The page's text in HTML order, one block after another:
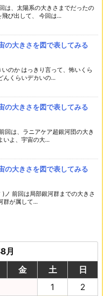
は、太陽系の大きさまでだったの
び出して、 今回は...
の大きさを図で表してみる
のか はっきり言って、怖いくら
んくらいデカいの...
の大きさを図で表してみる
回は、ラニアケア超銀河団の大き
いよ、宇宙の大...
の大きさを図で表してみる
ノ 前回は局部銀河群までの大きさ
群が属して...
月
金 土
日
1
2